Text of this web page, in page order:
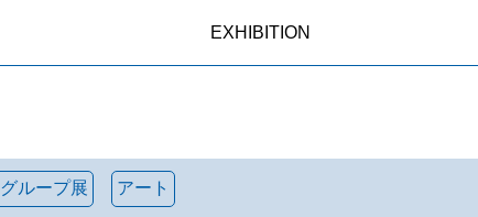
EXHIBITION
グループ展 アート